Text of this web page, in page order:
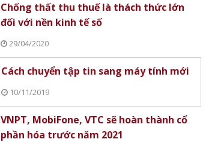
Chống thất thu thuế là thách thức lớn
đối với nền kinh tế số
29/04/2020
Cách chuyển tập tin sang máy tính mới
10/11/2019
VNPT, MobiFone, VTC sẽ hoàn thành cổ
phần hóa trước năm 2021